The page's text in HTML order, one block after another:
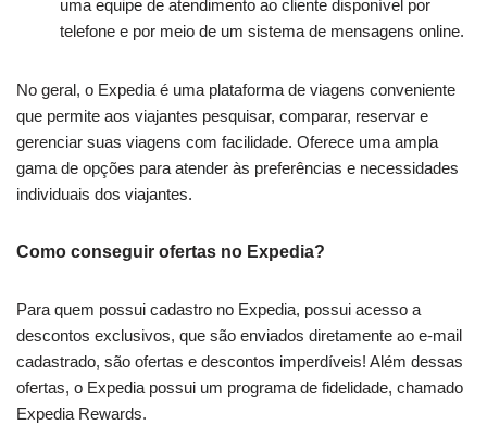
uma equipe de atendimento ao cliente disponível por
telefone e por meio de um sistema de mensagens online.
No geral, o Expedia é uma plataforma de viagens conveniente
que permite aos viajantes pesquisar, comparar, reservar e
gerenciar suas viagens com facilidade. Oferece uma ampla
gama de opções para atender às preferências e necessidades
individuais dos viajantes.
Como conseguir ofertas no Expedia?
Para quem possui cadastro no Expedia, possui acesso a
descontos exclusivos, que são enviados diretamente ao e-mail
cadastrado, são ofertas e descontos imperdíveis! Além dessas
ofertas, o Expedia possui um programa de fidelidade, chamado
Expedia Rewards.